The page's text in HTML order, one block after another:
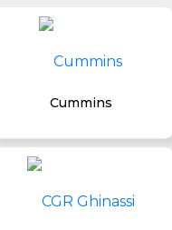
Cummins